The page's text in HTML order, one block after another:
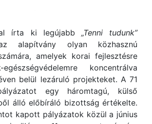
írta ki legújabb „Tenni tudunk”
alapítvány olyan közhasznú
amelyek korai fejlesztésre
koncentrálva
belül lezáruló projekteket. A 71
egy háromtagú, külső
álló előbíráló bizottság értékelte.
kapott pályázatok közül a június